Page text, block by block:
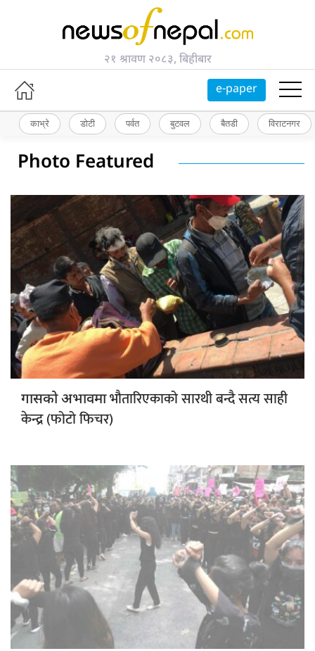
२१ श्रावण २०८३, बिहीबार
e-paper
काभ्रे डोटी पर्वत बुटवल बैतडी विराटनगर
Photo Featured
गासको अभावमाभौतारिएकाको सारथी बन्दै सत्य साही
केन्द्र (फोटो फिचर)